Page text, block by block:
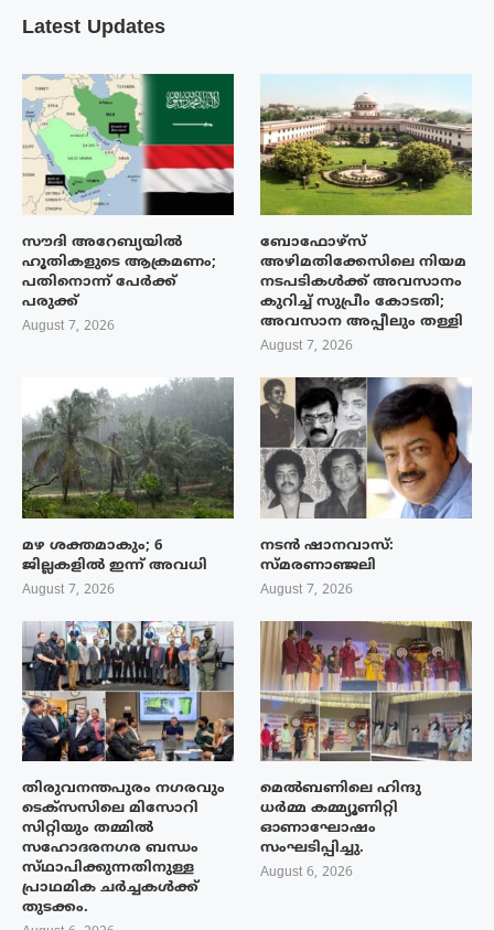
Latest Updates
സൗദി അറേബ്യയിൽ
ഹൂതികളുടെ ആക്രമണം;
പതിനൊന്ന് പേർക്ക്
പരുക്ക്
August 7, 2026
ബോഫോഴ്‌സ്
അഴിമതിക്കേസിലെ നിയമ
നടപടികൾക്ക് അവസാനം
കുറിച്ച് സുപ്രീം കോടതി;
അവസാന അപ്പീലും തള്ളി
August 7, 2026
മഴ ശക്തമാകും; 6
ജില്ലകളിൽ ഇന്ന് അവധി
August 7, 2026
നടൻ ഷാനവാസ്:
സ്മരണാഞ്ജലി
August 7, 2026
തിരുവനന്തപുരം നഗരവും
ടെക്‌സസിലെ മിസോറി
സിറ്റിയും തമ്മിൽ
സഹോദരനഗര ബന്ധം
സ്‌ഥാപിക്കുന്നതിനുള്ള
പ്രാഥമിക ചർച്ചകൾക്ക്
തുടക്കം.
മെൽബണിലെ ഹിന്ദു
ധർമ്മ കമ്മ്യൂണിറ്റി
ഓണാഘോഷം
സംഘടിപ്പിച്ചു.
August 6, 2026